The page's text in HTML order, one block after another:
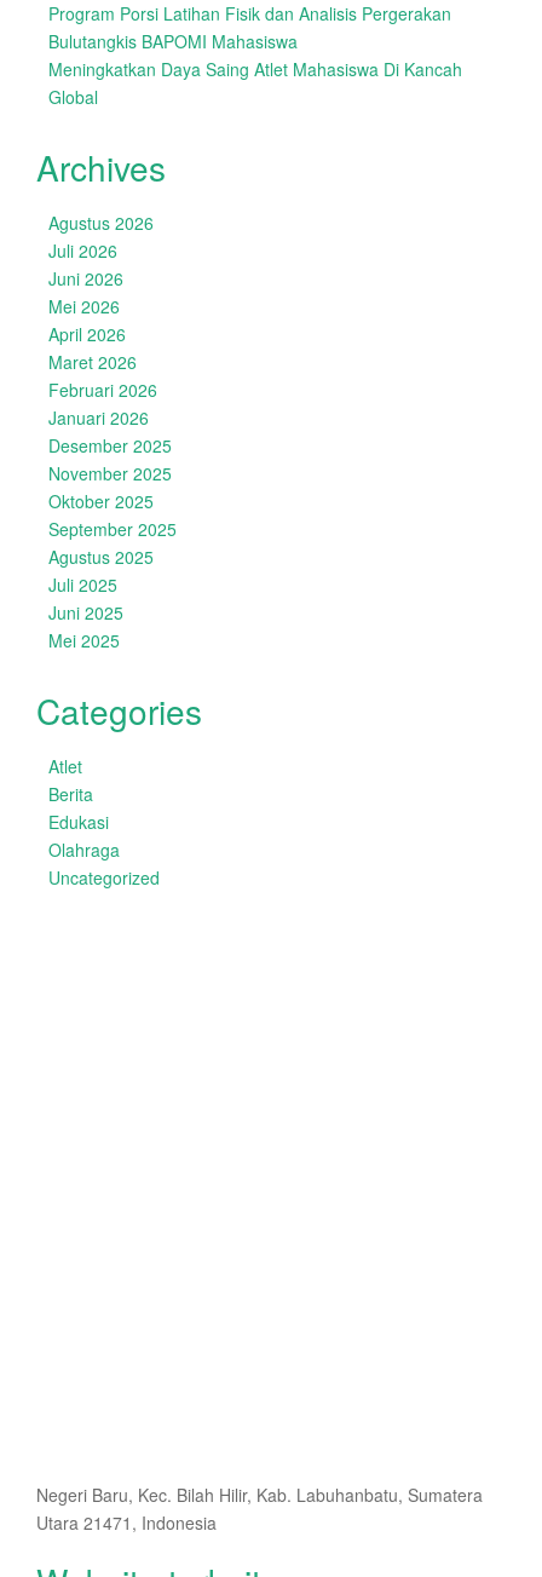
Program Porsi Latihan Fisik dan Analisis Pergerakan
Bulutangkis BAPOMI Mahasiswa
Meningkatkan Daya Saing Atlet Mahasiswa Di Kancah
Global
Archives
Agustus 2026
Juli 2026
Juni 2026
Mei 2026
April 2026
Maret 2026
Februari 2026
Januari 2026
Desember 2025
November 2025
Oktober 2025
September 2025
Agustus 2025
Juli 2025
Juni 2025
Mei 2025
Categories
Atlet
Berita
Edukasi
Olahraga
Uncategorized
Negeri Baru, Kec. Bilah Hilir, Kab. Labuhanbatu, Sumatera
Utara 21471, Indonesia